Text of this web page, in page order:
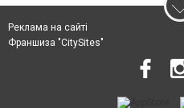
Реклама на сайті
Франшиза "CitySites"